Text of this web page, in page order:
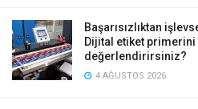
Başarısızlıktan
Dijital etiket primerini
değerlendirirsiniz?
4 AĞUSTOS 2026